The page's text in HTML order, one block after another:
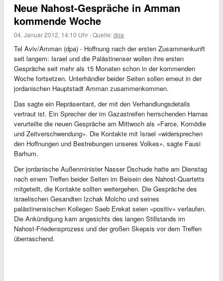
Neue Nahost-Gespräche in Amman
kommende Woche
04. Januar 2012, 14:10 Uhr ·Quelle:dpa
Tel Aviv/Amman (dpa) - Hoffnung nach der ersten Zusammenkunft
seit langem: Israel und die Palästinenser wollen ihre ersten
Gespräche seit mehr als 15 Monaten schon in der kommenden
Woche fortsetzen. Unterhändler beider Seiten sollen erneut in der
jordanischen Hauptstadt Amman zusammenkommen.
Das sagte ein Repräsentant, der mit den Verhandlungsdetails
vertraut ist. Ein Sprecher der im Gazastreifen herrschenden Hamas
verurteilte die neuen Gespräche am Mittwoch als «Farce, Komödie
und Zeitverschwendung». Die Kontakte mit Israel «widersprechen
den Hoffnungen und Bestrebungen unseres Volkes», sagte Fausi
Barhum.
Der jordanische Außenminister Nasser Dschude hatte am Dienstag
nach einem Treffen beider Seiten im Beisein des Nahost-Quartetts
mitgeteilt, die Kontakte sollten weitergehen. Die Gespräche des
israelischen Gesandten Izchak Molcho und seines
palästinensischen Kollegen Saeb Erekat seien «positiv» verlaufen.
Die Ankündigung kam angesichts des langen Stillstands im
Nahost-Friedensprozess und der großen Skepsis vor dem Treffen
überraschend.